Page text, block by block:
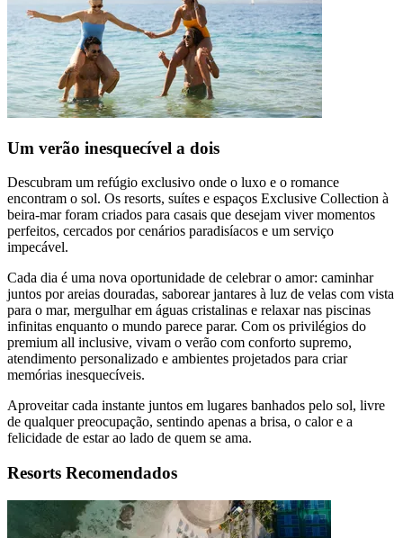
Um verão inesquecível a dois
Descubram um refúgio exclusivo onde o luxo e o romance
encontram o sol. Os resorts, suítes e espaços Exclusive Collection à
beira-mar foram criados para casais que desejam viver momentos
perfeitos, cercados por cenários paradisíacos e um serviço
impecável.
Cada dia é uma nova oportunidade de celebrar o amor: caminhar
juntos por areias douradas, saborear jantares à luz de velas com vista
para o mar, mergulhar em águas cristalinas e relaxar nas piscinas
infinitas enquanto o mundo parece parar. Com os privilégios do
premium all inclusive, vivam o verão com conforto supremo,
atendimento personalizado e ambientes projetados para criar
memórias inesquecíveis.
Aproveitar cada instante juntos em lugares banhados pelo sol, livre
de qualquer preocupação, sentindo apenas a brisa, o calor e a
felicidade de estar ao lado de quem se ama.
Resorts Recomendados